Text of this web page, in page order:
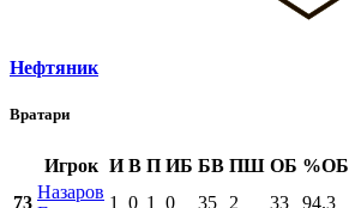
Нефтяник
Вратари
Игрок И В П ИБ БВ ПШ ОБ %ОБ
73
Назаров
1 0 1 0 35 2 33 94.3